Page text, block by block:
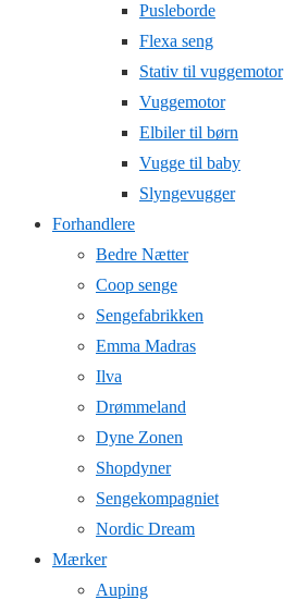
Pusleborde
Flexa seng
Stativ til vuggemotor
Vuggemotor
Elbiler til børn
Vugge til baby
Slyngevugger
Forhandlere
Bedre Nætter
Coop senge
Sengefabrikken
Emma Madras
Ilva
Drømmeland
Dyne Zonen
Shopdyner
Sengekompagniet
Nordic Dream
Mærker
Auping